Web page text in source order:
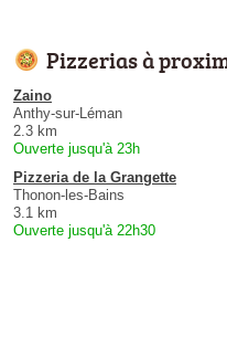
Pizzerias à
Zaino
Anthy-sur-Léman
2.3 km
Ouverte jusqu'à 23h
Pizzeria de la Grangette
Thonon-les-Bains
3.1 km
Ouverte jusqu'à 22h30